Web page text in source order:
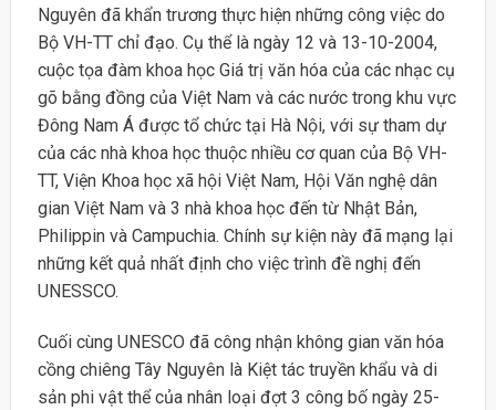
Nguyên đã khẩn trương thực hiện những công việc do
Bộ VH-TT chỉ đạo. Cụ thể là ngày 12 và 13-10-2004,
cuộc tọa đàm khoa học Giá trị văn hóa của các nhạc cụ
gõ bằng đồng của Việt Nam và các nước trong khu vực
Đông Nam Á được tổ chức tại Hà Nội, với sự tham dự
của các nhà khoa học thuộc nhiều cơ quan của Bộ VH-
TT, Viện Khoa học xã hội Việt Nam, Hội Văn nghệ dân
gian Việt Nam và 3 nhà khoa học đến từ Nhật Bản,
Philippin và Campuchia. Chính sự kiện này đã mạng lại
những kết quả nhất định cho việc trình đề nghị đến
UNESSCO.
Cuối cùng UNESCO đã công nhận không gian văn hóa
cồng chiêng Tây Nguyên là Kiệt tác truyền khẩu và di
sản phi vật thể của nhân loại đợt 3 công bố ngày 25-